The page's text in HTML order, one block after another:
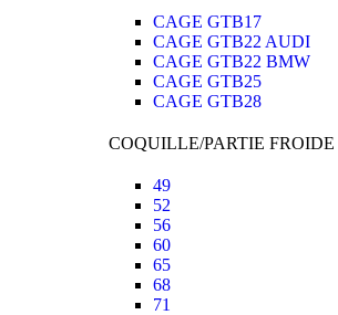
CAGE GTB17
CAGE GTB22 AUDI
CAGE GTB22 BMW
CAGE GTB25
CAGE GTB28
COQUILLE/PARTIE FROIDE
49
52
56
60
65
68
71